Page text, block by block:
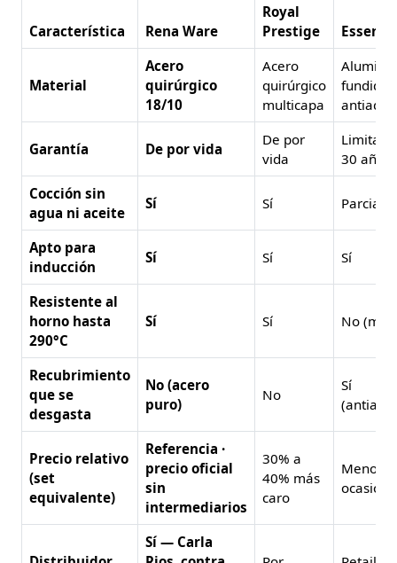
Característica Rena Ware
Royal
Prestige
Essen
Material
Acero
quirúrgico
18/10
Acero
quirúrgico
multicapa
Aluminio
fundido
Garantía De por vida
De por
vida
30 años)
Cocción sin
agua ni aceite
Sí Sí Parcial
Apto para
inducción
Sí Sí Sí
Resistente al
horno hasta
290°C
Sí Sí No
Recubrimiento
que se
desgasta
No (acero
puro)
No
Sí
Precio relativo
(set
equivalente)
Referencia ·
precio oficial
sin
intermediarios
30% a
40% más
caro
Menor ·
Sí — Carla